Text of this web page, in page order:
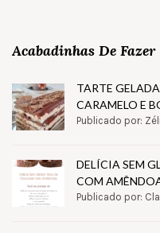
Acabadinhas De Fazer
TARTE
CARAMELO E
Publicado por:
DELÍCIA SEM
COM
Publicado por: